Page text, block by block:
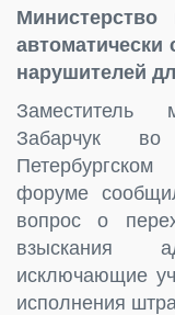
Министерство
автоматически
нарушителей
Заместитель
Забарчук
форуме
вопрос о
взыскания
исключающие
исполнения